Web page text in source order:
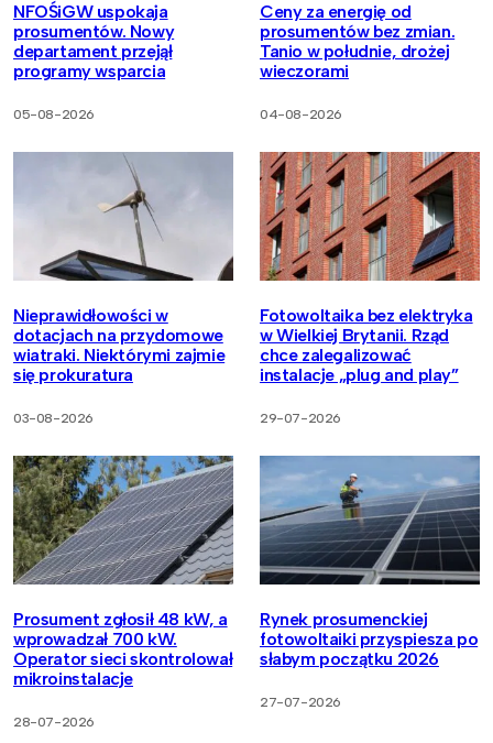
NFOŚiGW uspokaja
prosumentów. Nowy
departament przejął
programy wsparcia
05-08-2026
Ceny za energię od
prosumentów bez zmian.
Tanio w południe, drożej
wieczorami
04-08-2026
Nieprawidłowości w
dotacjach na przydomowe
wiatraki. Niektórymi zajmie
się prokuratura
03-08-2026
Fotowoltaika bez elektryka
w Wielkiej Brytanii. Rząd
chce zalegalizować
instalacje „plug and play”
29-07-2026
Prosument zgłosił 48 kW, a
wprowadzał 700 kW.
Operator sieci skontrolował
mikroinstalacje
28-07-2026
Rynek prosumenckiej
fotowoltaiki przyspiesza po
słabym początku 2026
27-07-2026